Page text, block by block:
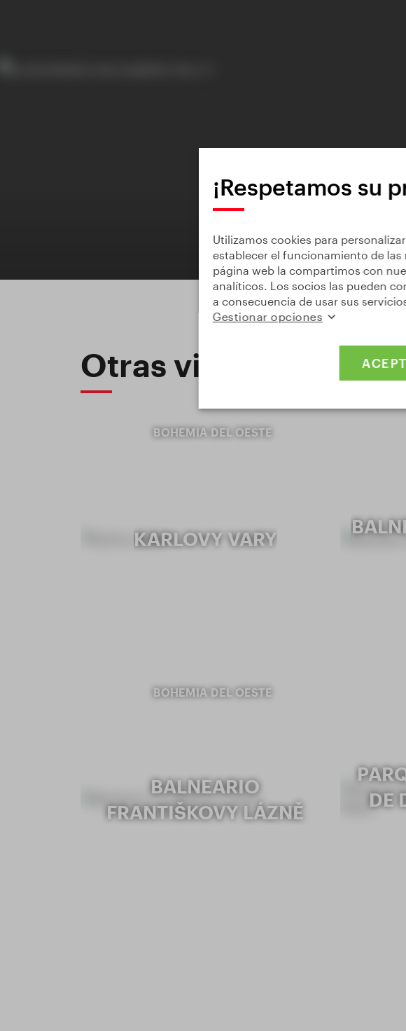
Otras visitas
BOHEMIA DEL OESTE
KARLOVY VARY
BOHEMIA DEL OESTE
BALNEARIO
FRANTIŠKOVY LÁZNĚ
DE
¡Respetamos su
Utilizamos cookies para
establecer el funcionamiento de
página web la compartimos con
analíticos. Los socios las pueden
a consecuencia de usar sus
Gestionar opciones